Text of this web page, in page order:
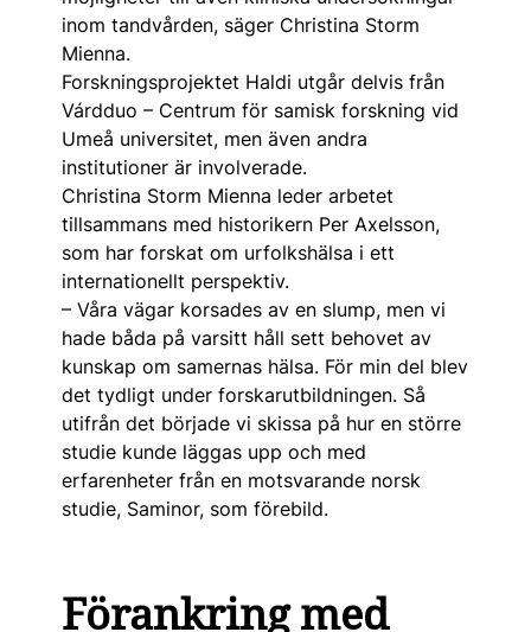
inom tandvården, säger Christina Storm
Mienna.
Forskningsprojektet Haldi utgår delvis från
Várdduo – Centrum för samisk forskning vid
Umeå universitet, men även andra
institutioner är involverade.
Christina Storm Mienna leder arbetet
tillsammans med historikern Per Axelsson,
som har forskat om urfolkshälsa i ett
internationellt perspektiv.
– Våra vägar korsades av en slump, men vi
hade båda på varsitt håll sett behovet av
kunskap om samernas hälsa. För min del blev
det tydligt under forskarutbildningen. Så
utifrån det började vi skissa på hur en större
studie kunde läggas upp och med
erfarenheter från en motsvarande norsk
studie, Saminor, som förebild.
Förankring med